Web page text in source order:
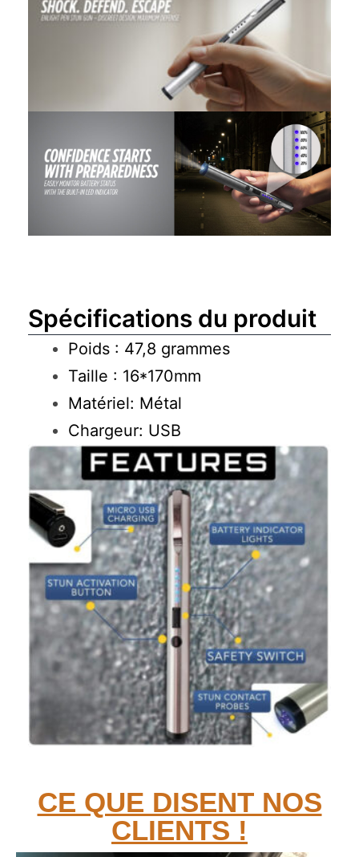
Spécifications du produit
Poids : 47,8 grammes
Taille : 16*170mm
Matériel: Métal
Chargeur: USB
CE QUE DISENT NOS
CLIENTS !